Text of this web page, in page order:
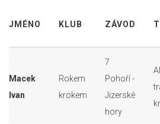
JMÉNO KLUB ZÁVOD
Macek
Ivan
Rokem
krokem
7
Pohoří -
Jizerské
hory